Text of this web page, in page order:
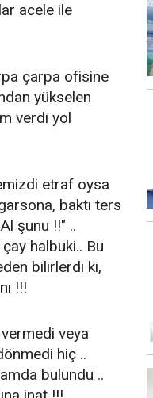
acele ile
çarpa ofisine
yükselen
verdi yol
etraf oysa
baktı ters
şunu !!" ..
çay halbuki.. Bu
bilirlerdi ki,
!!!
vermedi veya
hiç ..
bulundu ..